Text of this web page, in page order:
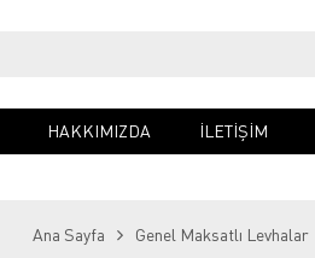
HAKKIMIZDA İLETIŞIM
Ana Sayfa Genel Maksatlı Levhalar